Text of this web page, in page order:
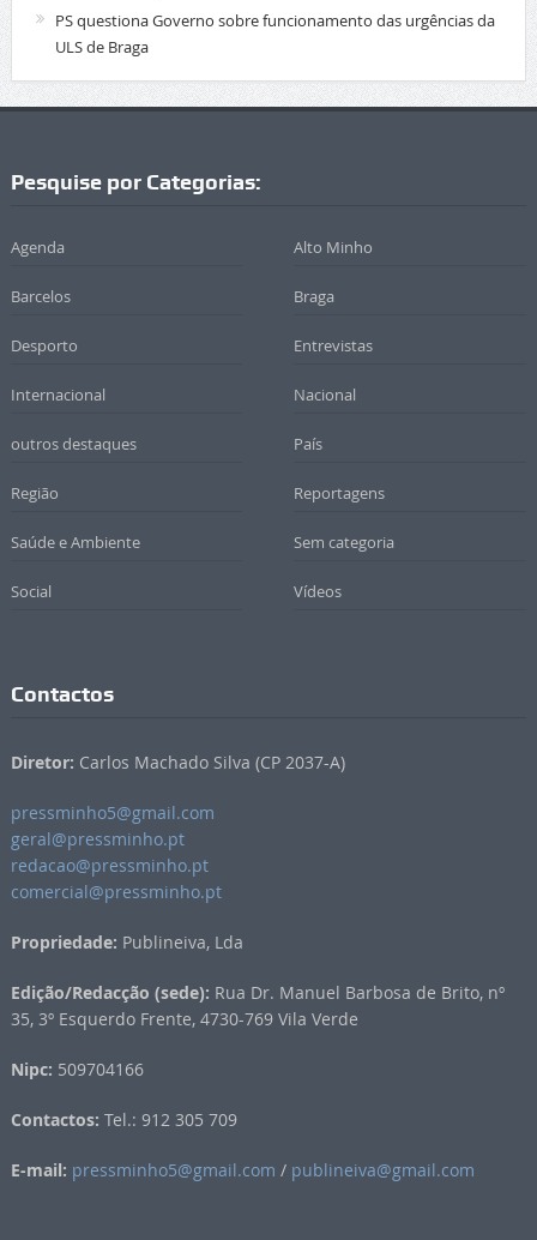
PS questiona Governo sobre funcionamento das urgências da
ULS de Braga
Pesquise por Categorias:
Agenda Alto Minho
Barcelos Braga
Desporto Entrevistas
Internacional Nacional
outros destaques País
Região Reportagens
Saúde e Ambiente Sem categoria
Social Vídeos
Contactos
Diretor: Carlos Machado Silva (CP 2037-A)
pressminho5@gmail.com
geral@pressminho.pt
redacao@pressminho.pt
comercial@pressminho.pt
Propriedade: Publineiva, Lda
Edição/Redacção (sede): Rua Dr. Manuel Barbosa de Brito, nº
35, 3º Esquerdo Frente, 4730-769 Vila Verde
Nipc: 509704166
Contactos: Tel.: 912 305 709
E-mail: pressminho5@gmail.com / publineiva@gmail.com